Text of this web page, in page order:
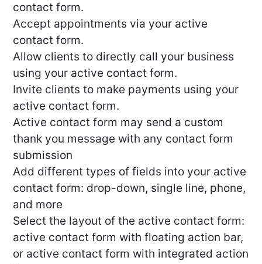
contact form.
Accept appointments via your active
contact form.
Allow clients to directly call your business
using your active contact form.
Invite clients to make payments using your
active contact form.
Active contact form may send a custom
thank you message with any contact form
submission
Add different types of fields into your active
contact form: drop-down, single line, phone,
and more
Select the layout of the active contact form:
active contact form with floating action bar,
or active contact form with integrated action